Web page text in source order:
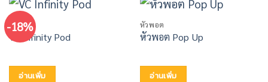
-18%
หัวพอต
VC Infinity Pod
อ่านเพิ่ม
หัวพอต
หัวพอต Pop Up
อ่านเพิ่ม